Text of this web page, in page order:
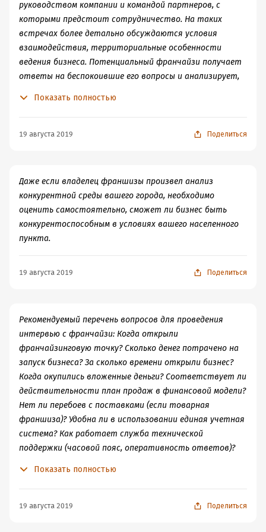
руководством компании и командой партнеров, с
которыми предстоит сотрудничество. На таких
встречах более детально обсуждаются условия
взаимодействия, территориальные особенности
ведения бизнеса. Потенциальный франчайзи получает
ответы на беспокоившие его вопросы и анализирует,
сделано ранее.
Показать полностью
19 августа 2019 Поделиться
Даже если владелец франшизы произвел анализ
конкурентной среды вашего города, необходимо
оценить самостоятельно, сможет ли бизнес быть
конкурентоспособным в условиях вашего населенного
пункта.
19 августа 2019 Поделиться
Рекомендуемый перечень вопросов для проведения
интервью с франчайзи: Когда открыли
франчайзинговую точку? Сколько денег потрачено на
запуск бизнеса? За сколько времени открыли бизнес?
Когда окупились вложенные деньги? Соответствует ли
действительности план продаж в финансовой модели?
Нет ли перебоев с поставками (если товарная
франшиза)? Удобна ли в использовании единая учетная
система? Как работает служба технической
поддержки (часовой пояс, оперативность ответов)?
осуществляет проверки и как часто прибегает к
Показать полностью
19 августа 2019 Поделиться